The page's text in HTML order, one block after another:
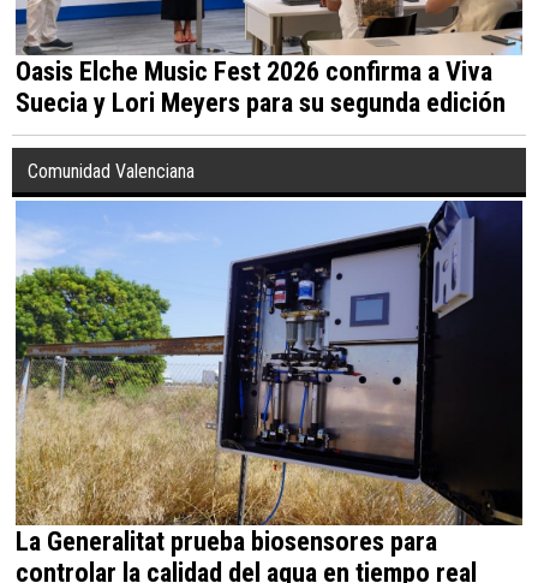
Oasis Elche Music Fest 2026 confirma a Viva
Suecia y Lori Meyers para su segunda edición
Comunidad Valenciana
La Generalitat prueba biosensores para